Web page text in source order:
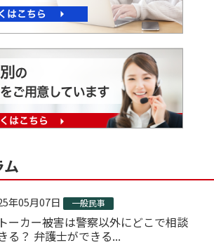
年05月07日 一般民事
ーカー被害は警察以外にどこで相談
る？ 弁護士ができる...